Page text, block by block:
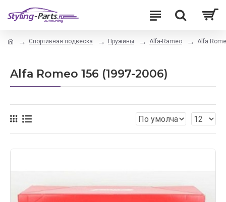
Спортивная подвеска Пружины Alfa-Rameo Alfa
Alfa Romeo 156 (1997-2006)